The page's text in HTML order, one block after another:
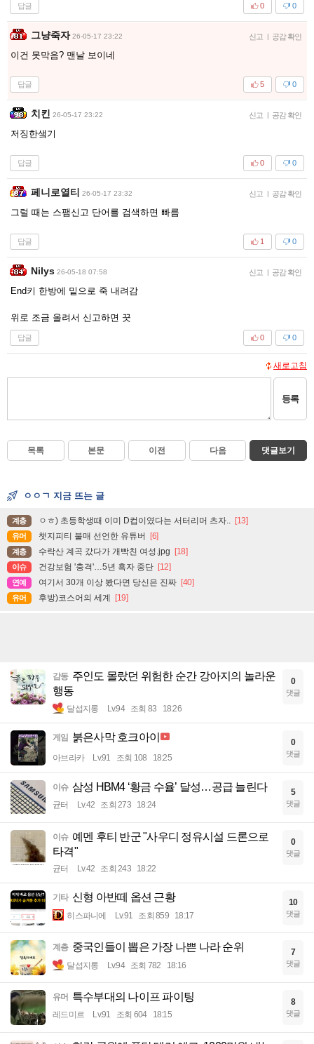
답글 0
0
그냥죽자 26-05-17 23:22 신고 | 공감 확인
이건 못막음? 맨날 보이네
답글 0
5
치킨 26-05-17 23:22 신고 | 공감 확인
저징한샠기
답글 0
0
페니로열티 26-05-17 23:32 신고 | 공감 확인
그럴 때는 스팸신고 단어를 검색하면 빠름
답글 0
1
Nilys 26-05-18 07:58 신고 | 공감 확인
End키 한방에 밑으로 죽 내려감
위로 조금 올려서 신고하면 끗
답글 0
0
새로고침
등록
목록 본문 이전 다음 댓글보기
ㅇㅇㄱ 지금 뜨는 글
계층 ㅇㅎ) 초등학생때 이미 D컵이였다는 서터리머 츠자.. [13]
유머 챗지피티 불매 선언한 유튜버 [6]
계층 수락산 계곡 갔다가 개빡친 여성.jpg [18]
이슈 건강보험 '충격'…5년 흑자 중단 [12]
연예 여기서 30개 이상 봤다면 당신은 진짜 [40]
유머 후방)코스어의 세계 [19]
감동 주인도 몰랐던 위험한 순간 강아지의 놀라운
행동
달섭지롱 Lv.94 조회 83 18:26
0
댓글
게임 붉은사막 호크아이
아브라카 Lv.91 조회 108 18:25
0
댓글
이슈 삼성 HBM4 ‘황금 수율’ 달성…공급 늘린다
균터 Lv.42 조회 273 18:24
5
댓글
이슈 예멘 후티 반군 "사우디 정유시설 드론으로
타격"
균터 Lv.42 조회 243 18:22
0
댓글
기타 신형 아반떼 옵션 근황
히스파니에 Lv.91 조회 859 18:17
10
댓글
계층 중국인들이 뽑은 가장 나쁜 나라 순위
달섭지롱 Lv.94 조회 782 18:16
7
댓글
유머 특수부대의 나이프 파이팅
레드미르 Lv.91 조회 604 18:15
8
댓글